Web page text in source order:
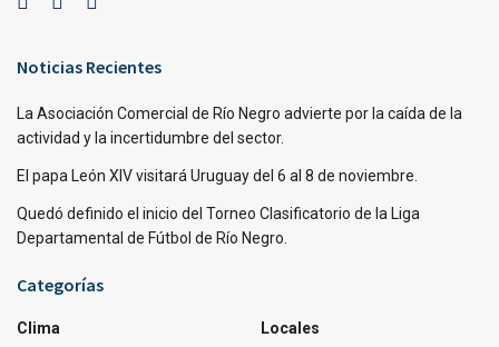
Noticias Recientes
La Asociación Comercial de Río Negro advierte por la caída de la
actividad y la incertidumbre del sector.
El papa León XIV visitará Uruguay del 6 al 8 de noviembre.
Quedó definido el inicio del Torneo Clasificatorio de la Liga
Departamental de Fútbol de Río Negro.
Categorías
Clima
Locales